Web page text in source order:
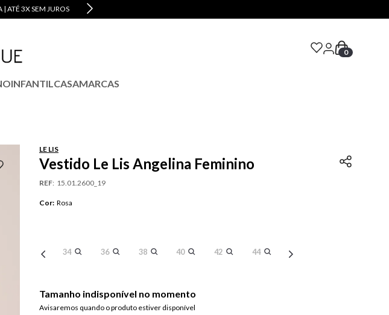
ATÉ 3X SEM JUROS
0
INFANTILCASAMARCAS
LE LIS
Vestido Le Lis Angelina Feminino
REF: 15.01.2600_19
Cor: Rosa
34 36 38 40 42 44
Tamanho indisponível no momento
Avisaremos quando o produto estiver disponível​